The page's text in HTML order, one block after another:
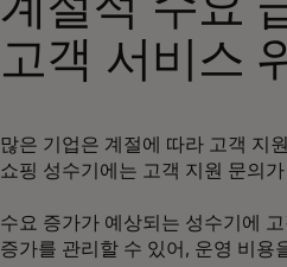
고객 서비스
많은 기업은 계절에 따라 고객 지
쇼핑 성수기에는 고객 지원 문의
수요 증가가 예상되는 성수기에
증가를 관리할 수 있어, 운영 비용